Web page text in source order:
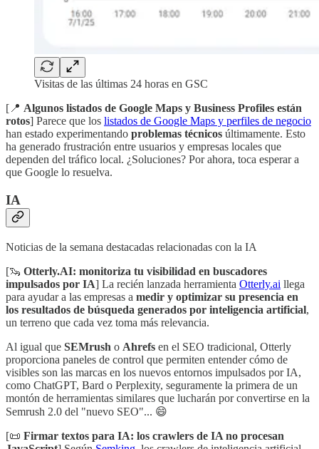
Visitas de las últimas 24 horas en GSC
[📍 Algunos listados de Google Maps y Business Profiles están
rotos] Parece que los listados de Google Maps y perfiles de negocio
han estado experimentando problemas técnicos últimamente. Esto
ha generado frustración entre usuarios y empresas locales que
dependen del tráfico local. ¿Soluciones? Por ahora, toca esperar a
que Google lo resuelva.
IA
Noticias de la semana destacadas relacionadas con la IA
[🦦 Otterly.AI: monitoriza tu visibilidad en buscadores
impulsados por IA] La recién lanzada herramienta Otterly.ai llega
para ayudar a las empresas a medir y optimizar su presencia en
los resultados de búsqueda generados por inteligencia artificial,
un terreno que cada vez toma más relevancia.
Al igual que SEMrush o Ahrefs en el SEO tradicional, Otterly
proporciona paneles de control que permiten entender cómo de
visibles son las marcas en los nuevos entornos impulsados por IA,
como ChatGPT, Bard o Perplexity, seguramente la primera de un
montón de herramientas similares que lucharán por convertirse en la
Semrush 2.0 del "nuevo SEO"... 😄
[📜 Firmar textos para IA: los crawlers de IA no procesan